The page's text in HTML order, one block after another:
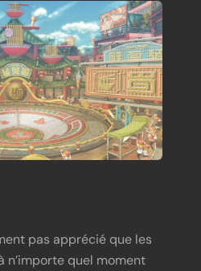
pas apprécié que les
n’importe quel moment